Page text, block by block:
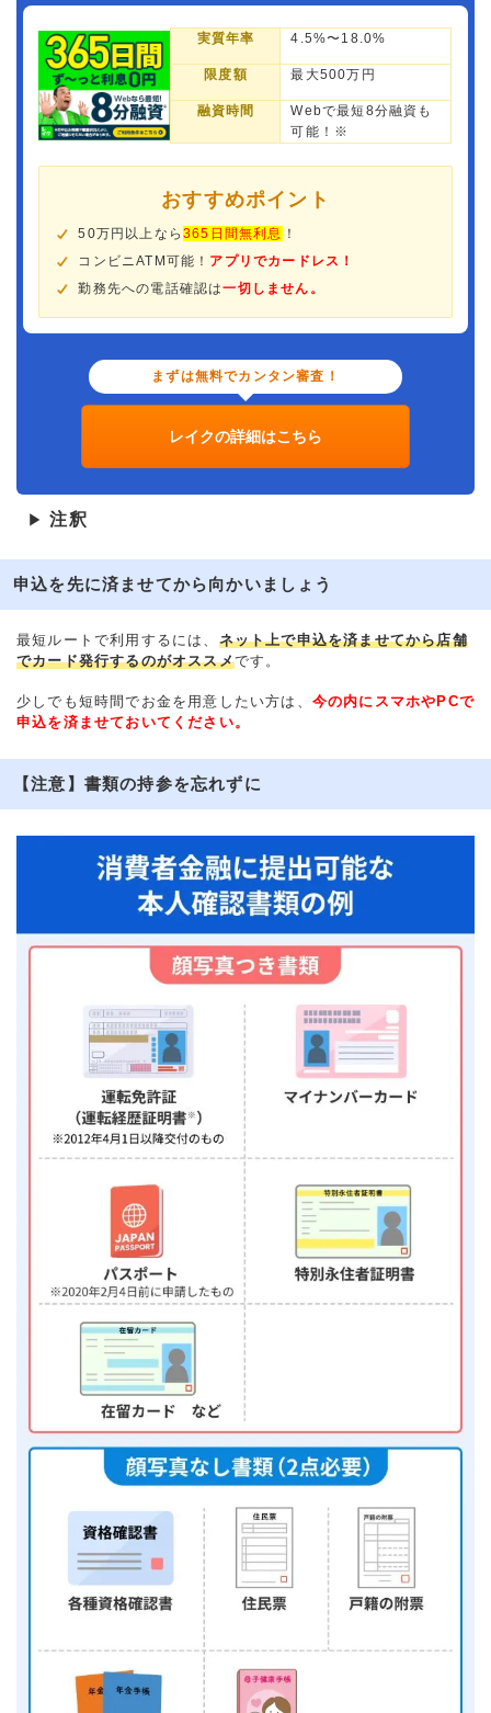
実質年率 4.5%〜18.0%
限度額 最大500万円
融資時間
Webで最短8分融資も
可能！※
おすすめポイント
50万円以上なら365日間無利息 ！
コンビニATM可能！ アプリでカードレス！
勤務先への電話確認は一切しません。
まずは無料でカンタン審査！
レイクの詳細はこちら
▶ 注釈
申込を先に済ませてから向かいましょう
最短ルートで利用するには、 ネット上で申込を済ませてから店舗
でカード発行するのがオススメです。
少しでも短時間でお金を用意したい方は、 今の内にスマホやPCで
申込を済ませておいてください。
【注意】書類の持参を忘れずに